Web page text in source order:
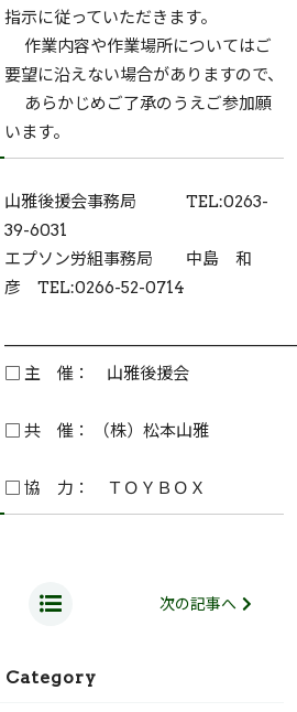
指示に従っていただきます。
作業内容や作業場所についてはご
要望に沿えない場合がありますので、
あらかじめご了承のうえご参加願
います。
山雅後援会事務局 TEL:0263-
39-6031
エプソン労組事務局 中島 和
彦 TEL:0266-52-0714
□ 主 催： 山雅後援会
□ 共 催： （株）松本山雅
□ 協 力： ＴＯＹＢＯＸ
次の記事へ
Category